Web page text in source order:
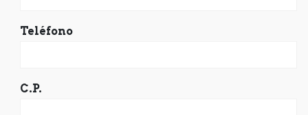
Teléfono
C.P.